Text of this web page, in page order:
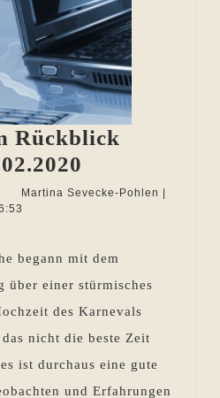
Rückblick
Woche
14.02.
bis
20.02.2020
Martina Sevecke-Pohlen Martina
begann mit dem
über einer stürmisches
des Karnevals
nicht die beste Zeit
ist durchaus eine gute
und Erfahrungen